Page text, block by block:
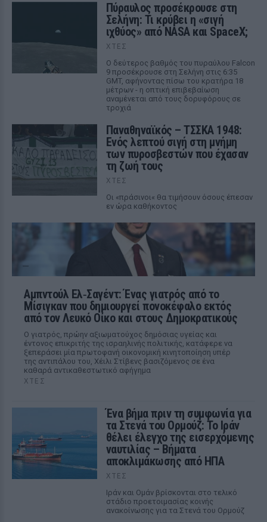
Πύραυλος προσέκρουσε στη
Σελήνη: Τι κρύβει η «σιγή
ιχθύος» από NASA και SpaceX;
ΧΤΕΣ
Ο δεύτερος βαθμός του πυραύλου Falcon
9 προσέκρουσε στη Σελήνη στις 6:35
GMT, αφήνοντας πίσω του κρατήρα 18
μέτρων - η οπτική επιβεβαίωση
αναμένεται από τους δορυφόρους σε
τροχιά
Παναθηναϊκός – ΤΣΣΚΑ 1948:
Ενός λεπτού σιγή στη μνήμη
των πυροσβεστών που έχασαν
τη ζωή τους
ΧΤΕΣ
Οι «πράσινοι« θα τιμήσουν όσους έπεσαν
εν ώρα καθήκοντος
Αμπντούλ Ελ‑Σαγέντ: Ένας γιατρός από το
Μίσιγκαν που δημιουργεί πονοκέφαλο εκτός
από τον Λευκό Οίκο και στους Δημοκρατικούς
Ο γιατρός, πρώην αξιωματούχος δημόσιας υγείας και
έντονος επικριτής της ισραηλινής πολιτικής, κατάφερε να
ξεπεράσει μία πρωτοφανή οικονομική κινητοποίηση υπέρ
της αντιπάλου του, Χέιλι Στίβενς βασιζόμενος σε ένα
καθαρά αντικαθεστωτικό αφήγημα
ΧΤΕΣ
Ένα βήμα πριν τη συμφωνία για
τα Στενά του Ορμούζ: Το Ιράν
θέλει έλεγχο της εισερχόμενης
ναυτιλίας – Βήματα
αποκλιμάκωσης από ΗΠΑ
ΧΤΕΣ
Ιράν και Ομάν βρίσκονται στο τελικό
στάδιο προετοιμασίας κοινής
ανακοίνωσης για τα Στενά του Ορμούζ